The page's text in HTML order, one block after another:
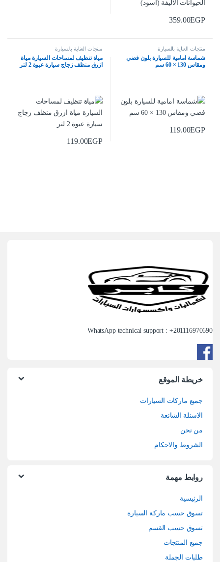
359.00EGP
منتجات العناية بالسيارة
شماسة امامية للسيارة بلون فضي
ومقاس 130 × 60 سم
119.00EGP
منتجات العناية بالسيارة
مياة تنظيف لمساحات السيارة مياة
ازرق منظف زجاج سيارة عبوة 2 لتر
119.00EGP
WhatsApp technical support : +201116970690
خريطة الموقع
جميع ماركات السيارات
الاسئلة الشائعة
من نحن
الشروط والاحكام
روابط مهمة
الرئيسية
تسوق حسب ماركة السيارة
تسوق حسب القسم
جميع المنتجات
طلبات الجملة